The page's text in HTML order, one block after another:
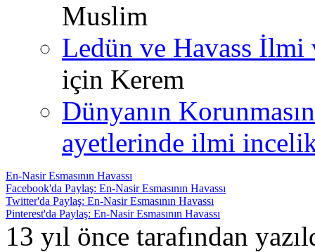
Muslim
Ledün ve Havass İlmi
için Kerem
Dünyanın
ayetlerinde ilmi
En-Nasir Esmasının Havassı
Facebook'da Paylaş: En-Nasir Esmasının Havassı
Twitter'da Paylaş: En-Nasir Esmasının Havassı
Pinterest'da Paylaş: En-Nasir Esmasının Havassı
13 yıl önce tarafından